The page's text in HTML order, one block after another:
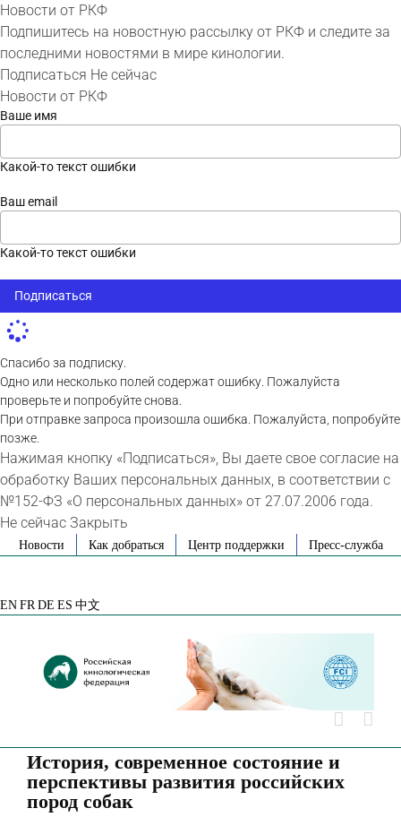
Новости от РКФ
Подпишитесь на новостную рассылку от РКФ и следите за
последними новостями в мире кинологии.
Подписаться Не сейчас
Новости от РКФ
Ваше имя
Какой-то текст ошибки
Ваш email
Какой-то текст ошибки
Подписаться
Спасибо за подписку.
Одно или несколько полей содержат ошибку. Пожалуйста
проверьте и попробуйте снова.
При отправке запроса произошла ошибка. Пожалуйста, попробуйте
позже.
Нажимая кнопку «Подписаться», Вы даете свое согласие на
обработку Ваших персональных данных, в соответствии с
№152-ФЗ «О персональных данных» от 27.07.2006 года.
Не сейчас Закрыть
SkipНовости Как добраться Центр поддержки Пресс-служба
EN FR DE ES 中文
История, современное состояние и
перспективы развития российских
пород собак